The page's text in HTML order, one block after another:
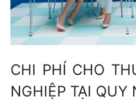
CHI PHÍ CHO
NGHIỆP TẠI QUY